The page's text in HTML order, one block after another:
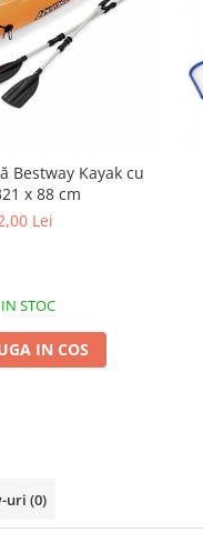
Bestway Kayak cu
x 88 cm
Lei
IN STOC
IN COS
uri (0)